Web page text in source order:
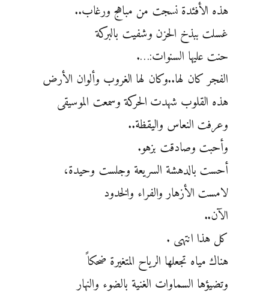
هذه الأفئدة نسجت من مباهج ورغاب..
غسلت ببذخ الحزن وشفيت بالبركة
حنت عليها السنوات:….
الفجر كان لها..وكان لها الغروب وألوان الأرض
هذه القلوب شهدت الحركة وسمعت الموسيقى
وعرفت النعاس واليقظة..
وأحبت وصادقت بزهو.
أحست بالدهشة السريعة وجلست وحيدة،
لامست الأزهار والفراء والخدود
الآن..
كل هذا انتهى .
هناك مياه تجعلها الرياح المتغيرة ضحكا ً
وتضيؤها السماوات الغنية بالضوء والنهار